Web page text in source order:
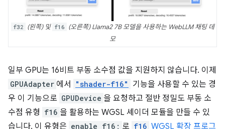
f32 (왼쪽) 및 f16 (오른쪽) Llama2 7B 모델을 사용하는 WebLLM 채팅 데
모
일부 GPU는 16비트 부동 소수점 값을 지원하지 않습니다. 이제
GPUAdapter 에서 "shader-f16"
기능을 사용할 수 있는 경
우 이 기능으로 GPUDevice 을 요청하고 절반 정밀도 부동 소
수점 유형 f16 을 활용하는 WGSL 셰이더 모듈을 만들 수 있
습니다. 이 유형은 enable f16; 로 f16 WGSL 확장 프로그